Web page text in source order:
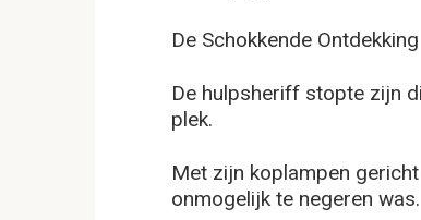
De Schokkende Ontdekking
De hulpsheriff stopte zijn
plek.
Met zijn koplampen
onmogelijk te negeren was.